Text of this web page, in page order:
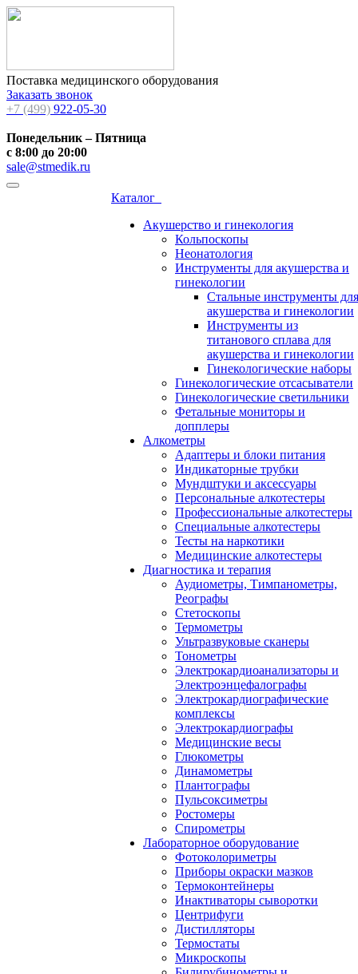
Поставка медицинского оборудования
Заказать звонок
+7 (499) 922-05-30
Понедельник – Пятница
с 8:00 до 20:00
sale@stmedik.ru
Каталог
Акушерство и гинекология
Кольпоскопы
Неонатология
Инструменты для акушерства и
гинекологии
Стальные инструменты для
акушерства и гинекологии
Инструменты из
титанового сплава для
акушерства и гинекологии
Гинекологические наборы
Гинекологические отсасыватели
Гинекологические светильники
Фетальные мониторы и
допплеры
Алкометры
Адаптеры и блоки питания
Индикаторные трубки
Мундштуки и аксессуары
Персональные алкотестеры
Профессиональные алкотестеры
Специальные алкотестеры
Тесты на наркотики
Медицинские алкотестеры
Диагностика и терапия
Аудиометры, Тимпанометры,
Реографы
Стетоскопы
Термометры
Ультразвуковые сканеры
Тонометры
Электрокардиоанализаторы и
Электроэнцефалографы
Электрокардиографические
комплексы
Электрокардиографы
Медицинские весы
Глюкометры
Динамометры
Плантографы
Пульсоксиметры
Ростомеры
Спирометры
Лабораторное оборудование
Фотоколориметры
Приборы окраски мазков
Термоконтейнеры
Инактиваторы сыворотки
Центрифуги
Дистилляторы
Термостаты
Микроскопы